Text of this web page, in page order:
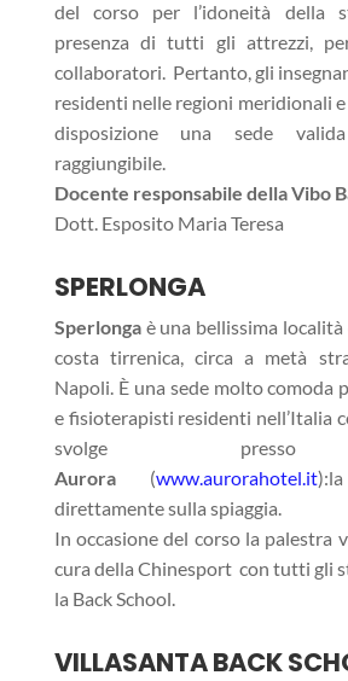
del corso per l’idoneità della
presenza di tutti gli attrezzi,
collaboratori. Pertanto, gli
residenti nelle regioni meridionali e
disposizione una sede
raggiungibile.
Docente responsabile della Vibo
Dott. Esposito Maria Teresa
SPERLONGA
Sperlonga è una bellissima
costa tirrenica, circa a metà
Napoli. È una sede molto comoda
e fisioterapisti residenti nell’Italia
svolge
Aurora
(www.aurorahotel.it
direttamente sulla spiaggia.
In occasione del corso la palestra
cura della Chinesport con tutti gli
la Back School.
VILLASANTA BACK